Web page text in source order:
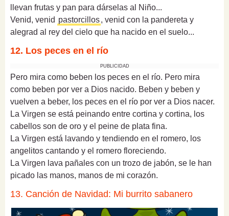
llevan frutas y pan para dárselas al Niño...
Venid, venid pastorcillos, venid con la pandereta y
alegrad al rey del cielo que ha nacido en el suelo...
12. Los peces en el río
PUBLICIDAD
Pero mira como beben los peces en el río. Pero mira
como beben por ver a Dios nacido. Beben y beben y
vuelven a beber, los peces en el río por ver a Dios nacer.
La Virgen se está peinando entre cortina y cortina, los
cabellos son de oro y el peine de plata fina.
La Virgen está lavando y tendiendo en el romero, los
angelitos cantando y el romero floreciendo.
La Virgen lava pañales con un trozo de jabón, se le han
picado las manos, manos de mi corazón.
13. Canción de Navidad: Mi burrito sabanero